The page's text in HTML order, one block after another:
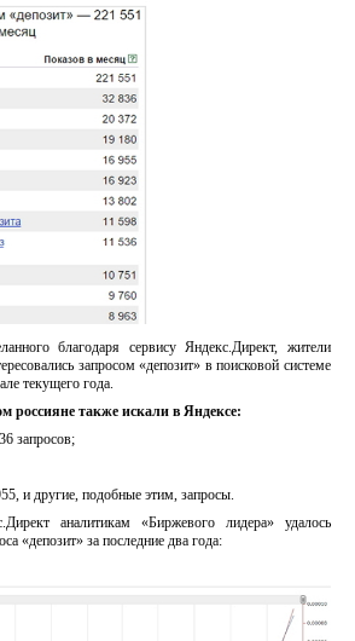
благодаря сервису Яндекс.Директ, жители
запросом «депозит» в поисковой системе
текущего года.
россияне также искали в Яндексе:
запросов;
и другие, подобные этим, запросы.
аналитикам «Биржевого лидера» удалось
«депозит» за последние два года: